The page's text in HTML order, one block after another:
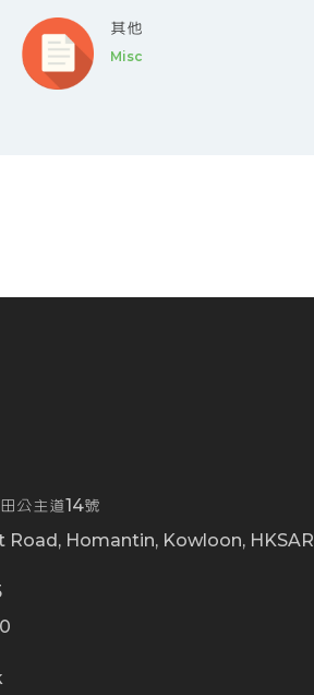
其他
Misc
公主道14號
Road, Homantin, Kowloon, HKSAR